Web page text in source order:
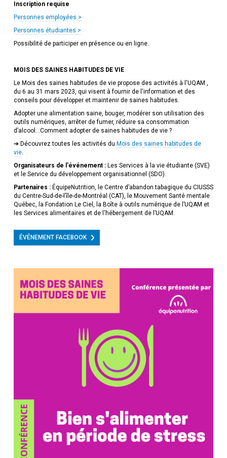
Inscription requise
Personnes employées >
Personnes étudiantes >
Possibilité de participer en présence ou en ligne.
MOIS DES SAINES HABITUDES DE VIE
Le Mois des saines habitudes de vie propose des activités à l'UQAM ,
du 6 au 31 mars 2023, qui visent à fournir de l'information et des
conseils pour développer et maintenir de saines habitudes.
Adopter une alimentation saine, bouger, modérer son utilisation des
outils numériques, arrêter de fumer, réduire sa consommation
d’alcool...Comment adopter de saines habitudes de vie ?
➔ Découvrez toutes les activités du Mois des saines habitudes de
vie.
Organisateurs de l'événement :Les Services à la vie étudiante (SVE)
et le Service du développement organisationnel (SDO).
Partenaires :ÉquipeNutrition, le Centre d’abandon tabagique du CIUSSS
du Centre-Sud-de-l’île-de-Montréal (CAT), le Mouvement Santé mentale
Québec, la Fondation Le Ciel, la Boîte à outils numérique de l’UQAM et
les Services alimentaires et de l'hébergement de l’UQAM.
ÉVÉNEMENT FACEBOOK